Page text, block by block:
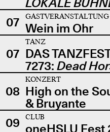
07
GASTVERANSTALTUNG
Wein im Ohr
07
TANZ
DAS
7273: Dead
08
KONZERT
High on the
& Bruyante
09
CLUB
oneHSLU Fest